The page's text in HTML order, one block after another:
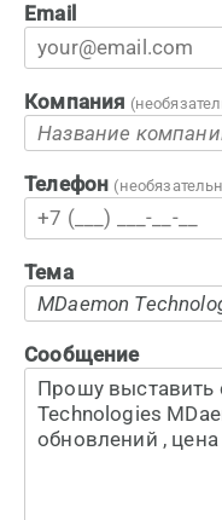
Email
Компания
Телефон
Тема
Сообщение